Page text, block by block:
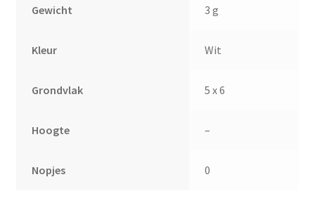
Gewicht 3 g
Kleur Wit
Grondvlak 5 x 6
Hoogte –
Nopjes 0